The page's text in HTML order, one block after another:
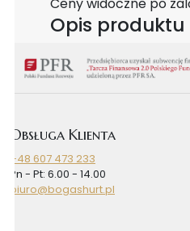
Opis produktu
Obsługa Klienta
+48 607 473 233
Pn - Pt: 6.00 - 14.00
biuro@bogashurt.pl